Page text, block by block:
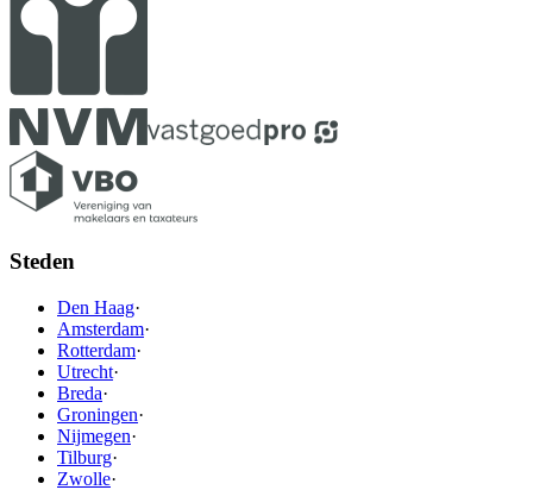
Steden
Den Haag·
Amsterdam·
Rotterdam·
Utrecht·
Breda·
Groningen·
Nijmegen·
Tilburg·
Zwolle·